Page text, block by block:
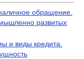
обращение.
развитых
и виды кредита.